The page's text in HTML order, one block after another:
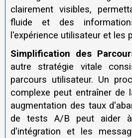
clairement visibles,
fluide et des
l'expérience utilisateur et les
Simplification des
autre stratégie vitale
parcours utilisateur. Un
complexe peut entraîner de
augmentation des taux
de tests A/B peut aider
d'intégration et les